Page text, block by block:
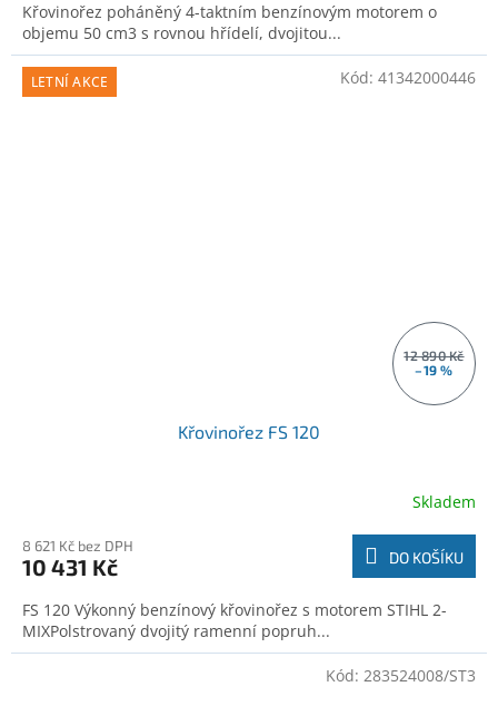
Křovinořez poháněný 4-taktním benzínovým motorem o
objemu 50 cm3 s rovnou hřídelí, dvojitou...
LETNÍ AKCE
12 890 Kč
–19 %
Křovinořez FS 120
Skladem
8 621 Kč bez DPH
10 431 Kč DO KOŠÍKU
FS 120 Výkonný benzínový křovinořez s motorem STIHL 2-
MIXPolstrovaný dvojitý ramenní popruh...
Kód: 41342000446
Kód: 283524008/ST3